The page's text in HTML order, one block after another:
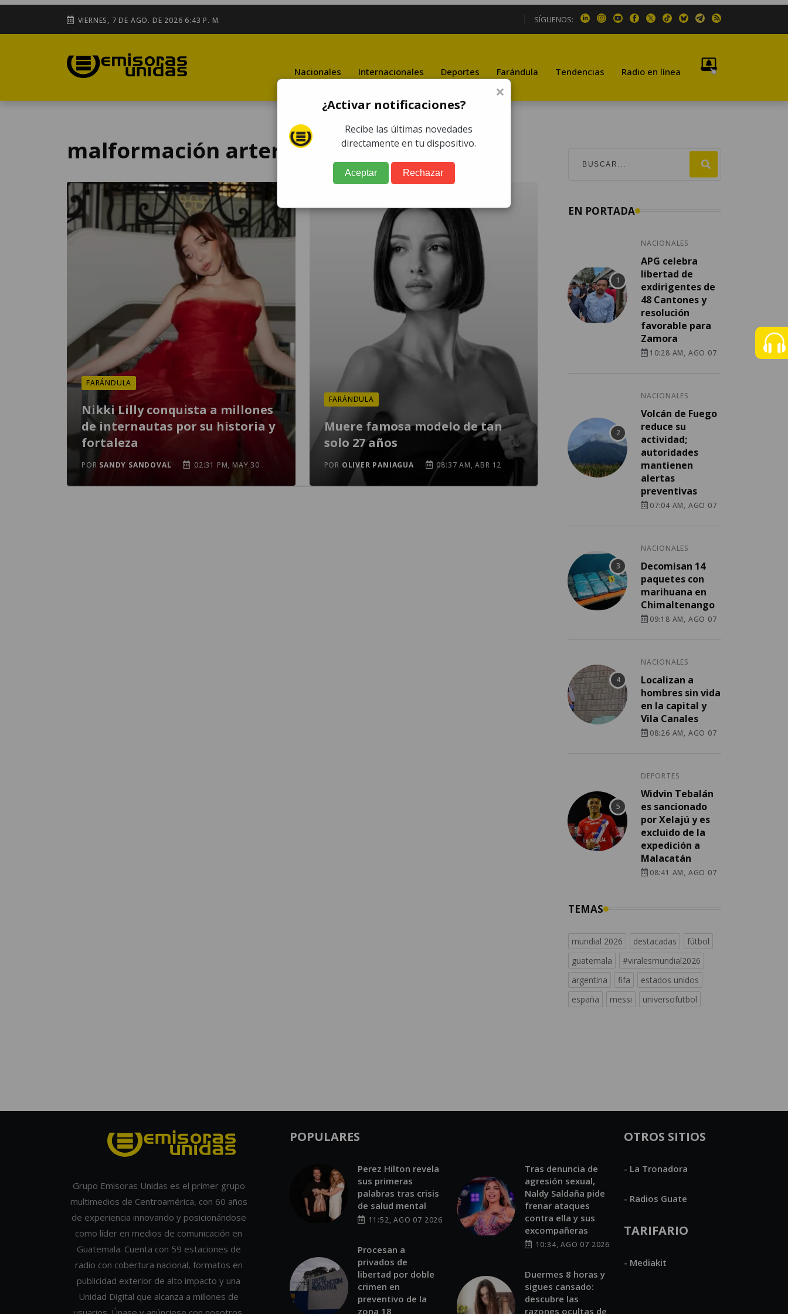
VIERNES, 7 DE AGO. DE 2026 6:43 P. M. SÍGUENOS:
Nacionales Internacionales Deportes Farándula Tendencias Radio en línea
malformación arteriovenosa
FARÁNDULA
Nikki Lilly conquista a millones
de internautas por su historia y
fortaleza
POR SANDY SANDOVAL 02:31 PM, MAY 30
FARÁNDULA
Muere famosa modelo de tan
solo 27 años
POR OLIVER PANIAGUA 08:37 AM, ABR 12
EN PORTADA
NACIONALES
APG celebra
libertad de
exdirigentes de
48 Cantones y
resolución
favorable para
Zamora
10:28 AM, AGO 07
NACIONALES
Volcán de Fuego
reduce su
actividad;
autoridades
mantienen
alertas
preventivas
07:04 AM, AGO 07
NACIONALES
Decomisan 14
paquetes con
marihuana en
Chimaltenango
09:18 AM, AGO 07
NACIONALES
Localizan a
hombres sin vida
en la capital y
Vila Canales
08:26 AM, AGO 07
DEPORTES
Widvin Tebalán
es sancionado
por Xelajú y es
excluido de la
expedición a
Malacatán
08:41 AM, AGO 07
TEMAS
mundial 2026 destacadas
fútbol
guatemala
#viralesmundial2026
argentina
fifa
estados unidos
españa
messi universofutbol
Grupo Emisoras Unidas es el primer grupo
multimedios de Centroamérica, con 60 años
de experiencia innovando y posicionándose
como líder en medios de comunicación en
Guatemala. Cuenta con 59 estaciones de
radio con cobertura nacional, formatos en
publicidad exterior de alto impacto y una
Unidad Digital que alcanza a millones de
POPULARES
Perez Hilton revela
sus primeras
palabras tras crisis
de salud mental
11:52, AGO 07 2026
Procesan a
privados de
libertad por doble
crimen en
preventivo de la
zona 18
Tras denuncia de
agresión sexual,
Naldy Saldaña pide
frenar ataques
contra ella y sus
excompañeras
10:34, AGO 07 2026
Duermes 8 horas y
sigues cansado:
descubre las
razones ocultas de
OTROS SITIOS
- La Tronadora
- Radios Guate
TARIFARIO
- Mediakit
×
¿Activar notificaciones?
Recibe las últimas novedades
directamente en tu dispositivo.
Aceptar Rechazar